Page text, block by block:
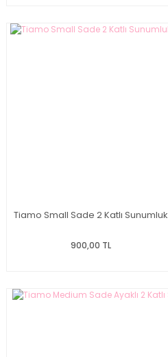
Tiamo Small Sade 2 Katlı Sunumluk
900,00 TL